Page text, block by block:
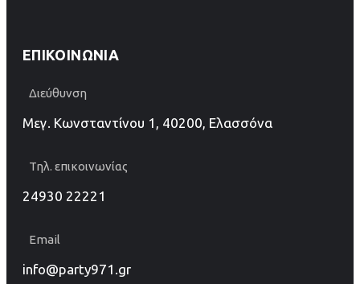
ΕΠΙΚΟΙΝΩΝΊΑ
Διεύθυνση
Μεγ. Κωνσταντίνου 1, 40200, Ελασσόνα
Τηλ. επικοινωνίας
24930 22221
Email
info@party971.gr